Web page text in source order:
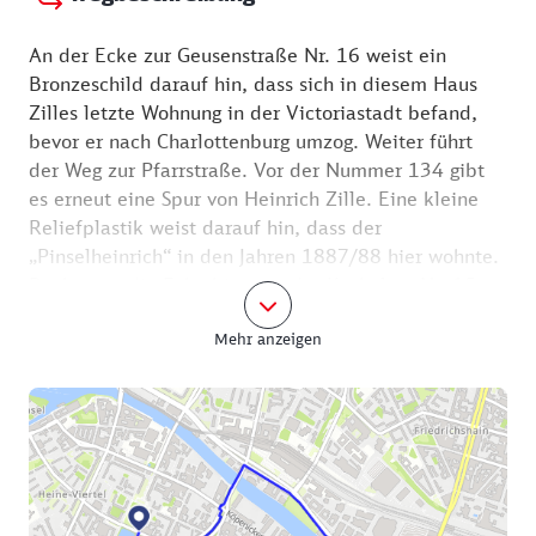
An der Ecke zur Geusenstraße Nr. 16 weist ein
Bronzeschild darauf hin, dass sich in diesem Haus
Zilles letzte Wohnung in der Victoriastadt befand,
bevor er nach Charlottenburg umzog. Weiter führt
der Weg zur Pfarrstraße. Vor der Nummer 134 gibt
es erneut eine Spur von Heinrich Zille. Eine kleine
Reliefplastik weist darauf hin, dass der
„Pinselheinrich“ in den Jahren 1887/88 hier wohnte.
Rechts um die Ecke bittet in der Kaskelstr. Nr. 15
die SchokoLadenEis Manufaktur zur Kostprobe
(Samstag geschlossen). Durch die Marktstraße führt
Möglichkeit besteht, die Wanderung abzukürzen.
Nun geht es dem Markgrafendamm entlang zurück
zur Spree. Dort ist auf dem Gelände des früheren
Osthafens ein moderner Standort für Medien- und
Mehr anzeigen